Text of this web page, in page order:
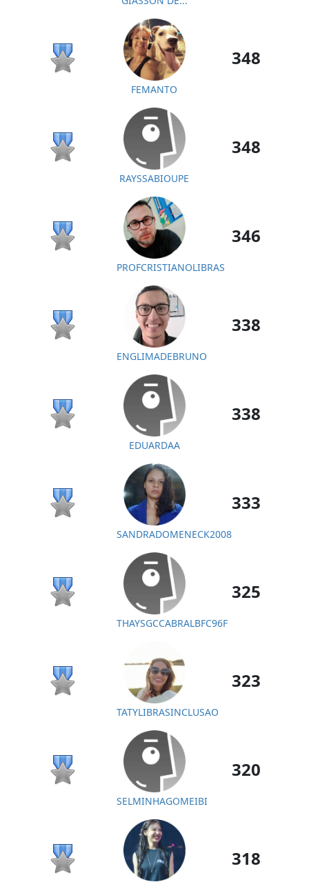
FEMANTO
348
RAYSSABIOUPE
348
PROFCRISTIANOLIBRAS
346
ENGLIMADEBRUNO
338
EDUARDAA
338
SANDRADOMENECK2008
333
THAYSGCCABRALBFC96F
325
TATYLIBRASINCLUSAO
323
SELMINHAGOMEIBI
320
318